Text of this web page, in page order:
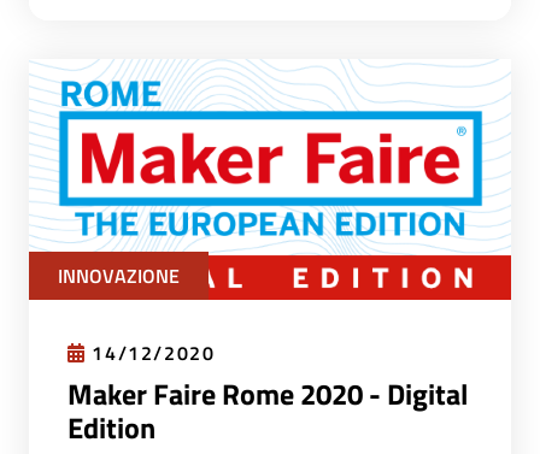
INNOVAZIONE
14/12/2020
Maker Faire Rome 2020 - Digital
Edition